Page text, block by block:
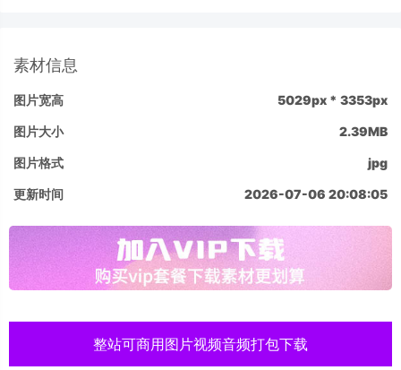
素材信息
图片宽高 5029px * 3353px
图片大小 2.39MB
图片格式 jpg
更新时间 2026-07-06 20:08:05
整站可商用图片视频音频打包下载